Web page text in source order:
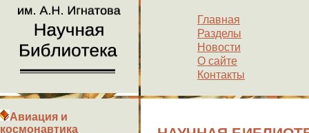
Главная
Разделы
Новости
О сайте
Контакты
Авиация и
космонавтика